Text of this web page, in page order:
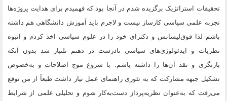
تحقیقات استراتژیک برگزیده شدم در آنجا بود که فهمیدم برای هدایت پروژه‌ها
تجربه علمی سیاسی کارساز نیست و لاجرم باید آموزش دانشگاهی هم داشته
باشم لذا فوق‌لیسانس و دکترای خود را در علوم سیاسی اخذ کردم و انبوه
نظریات و ایدئولوژی‌های سیاسی نادرست در ذهنم تلنبار شد بدون آنکه
بازنگری و نقد آن‌ها را داشته باشم. با شروع موج اصلاحات و به‌خصوص
تشکیل جبهه مشارکت که به تئوری راهنمای عمل نیاز داشت طبعاً از من توقع
می‌رفت که به‌عنوان نظریه‌پرداز دست‌به‌کار شوم و تحلیلی علمی از شرایط